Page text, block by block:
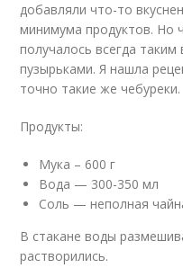
добавляли что-то
минимума продуктов. Но
получалось всегда
пузырьками. Я нашла
точно такие же чебуреки.
Продукты:
Мука – 600 г
Вода — 300-350 мл
Соль — неполная
В стакане воды
растворились.